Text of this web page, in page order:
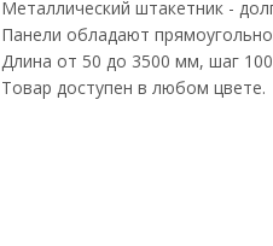
Металлический штакетник -
Панели обладают
Длина от 50 до 3500 мм, шаг
Товар доступен в любом цвете.